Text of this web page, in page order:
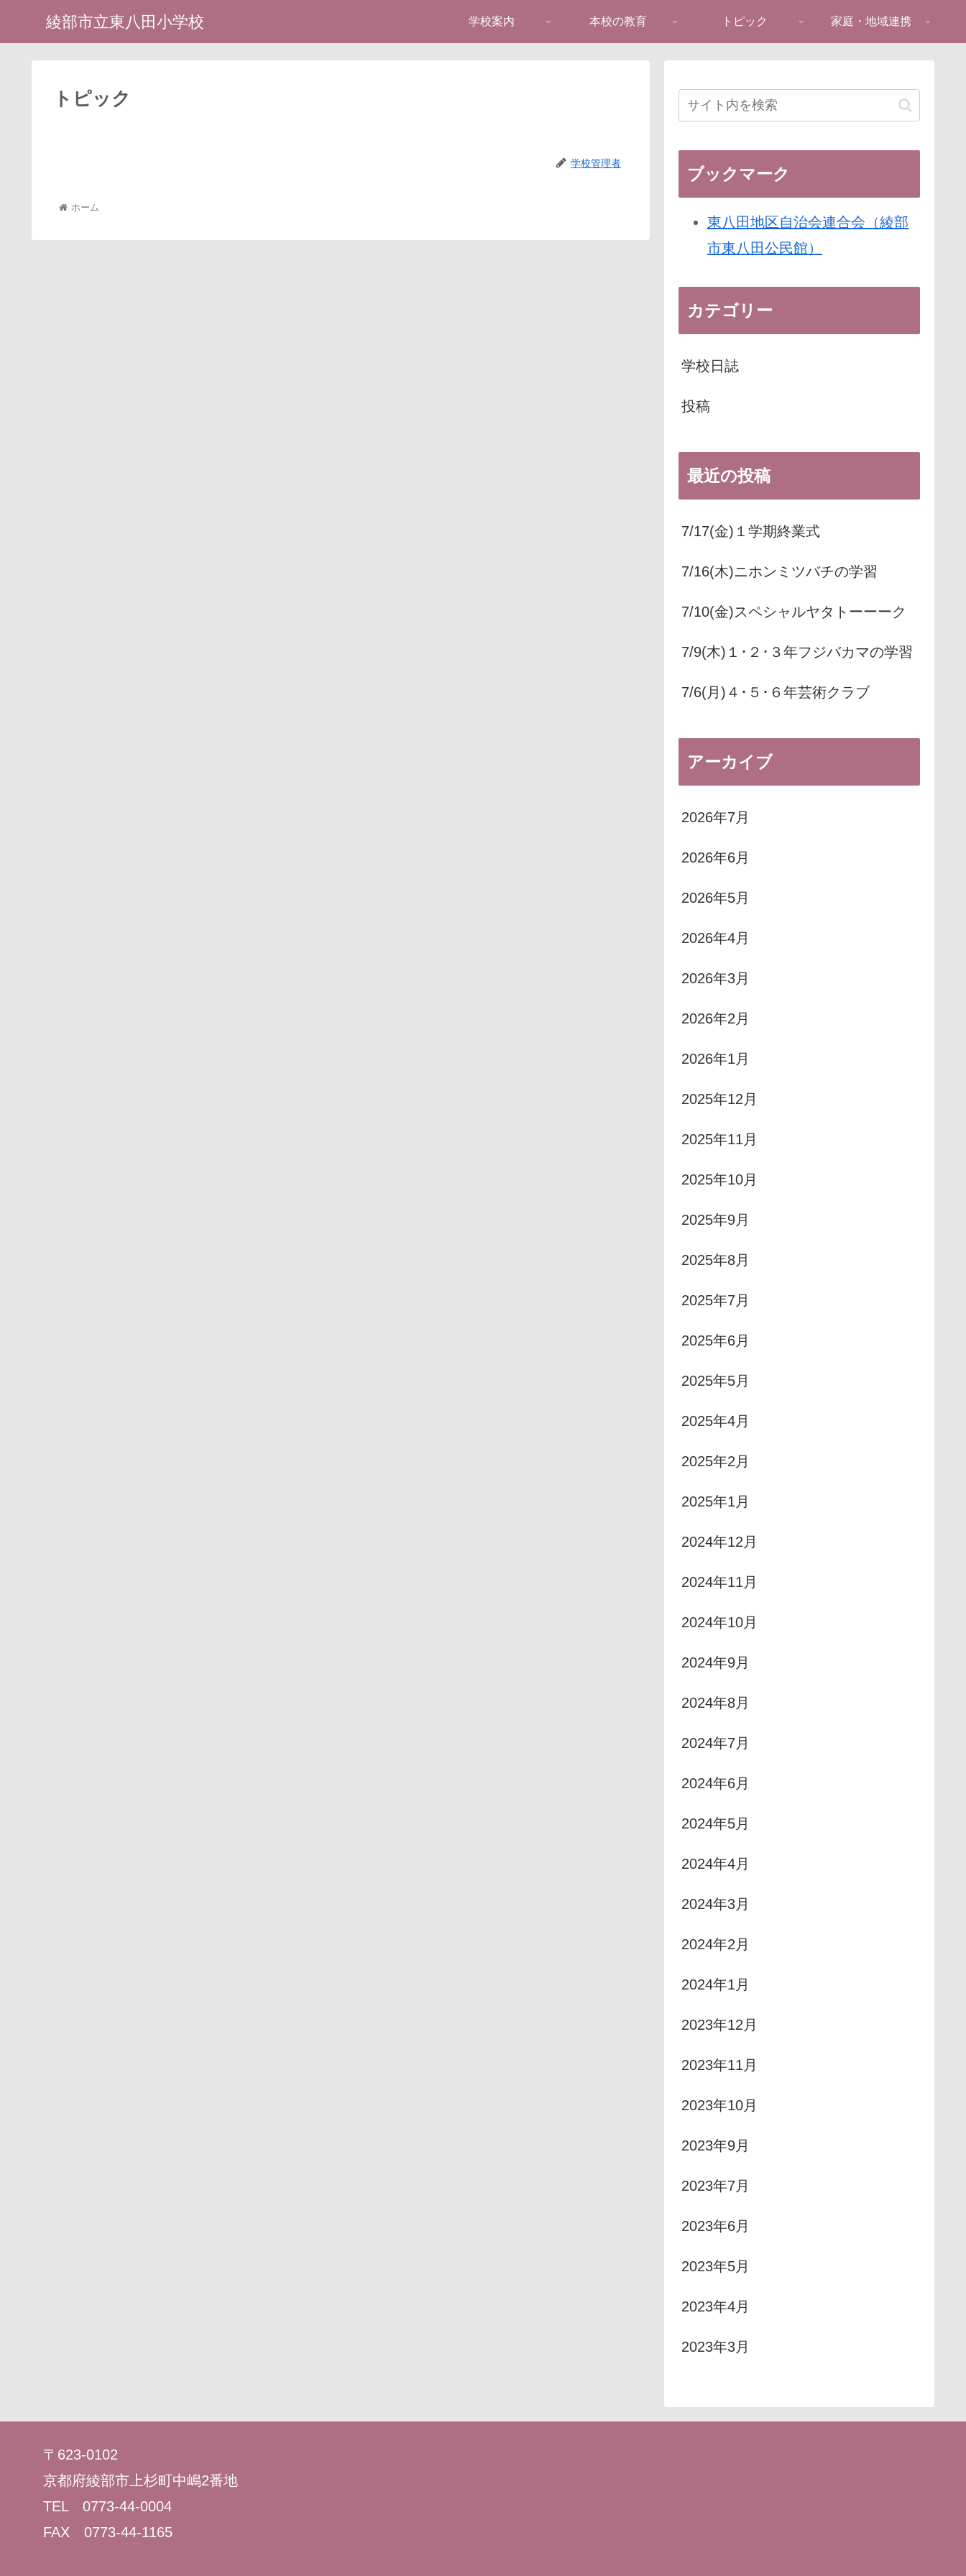
綾部市立東八田小学校 学校案内 本校の教育 トピック 家庭・地域連携
トピック
学校管理者
ホーム
ブックマーク
東八田地区自治会連合会（綾部
市東八田公民館）
カテゴリー
学校日誌
投稿
最近の投稿
7/17(金)１学期終業式
7/16(木)ニホンミツバチの学習
7/10(金)スペシャルヤタトーーーク
7/9(木)１･２･３年フジバカマの学習
7/6(月)４･５･６年芸術クラブ
アーカイブ
2026年7月
2026年6月
2026年5月
2026年4月
2026年3月
2026年2月
2026年1月
2025年12月
2025年11月
2025年10月
2025年9月
2025年8月
2025年7月
2025年6月
2025年5月
2025年4月
2025年2月
2025年1月
2024年12月
2024年11月
2024年10月
2024年9月
2024年8月
2024年7月
2024年6月
2024年5月
2024年4月
2024年3月
2024年2月
2024年1月
2023年12月
2023年11月
2023年10月
2023年9月
2023年7月
2023年6月
2023年5月
2023年4月
2023年3月
〒623-0102
京都府綾部市上杉町中嶋2番地
TEL 0773-44-0004
FAX 0773-44-1165